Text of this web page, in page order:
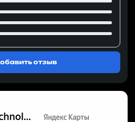
Добавить отзыв